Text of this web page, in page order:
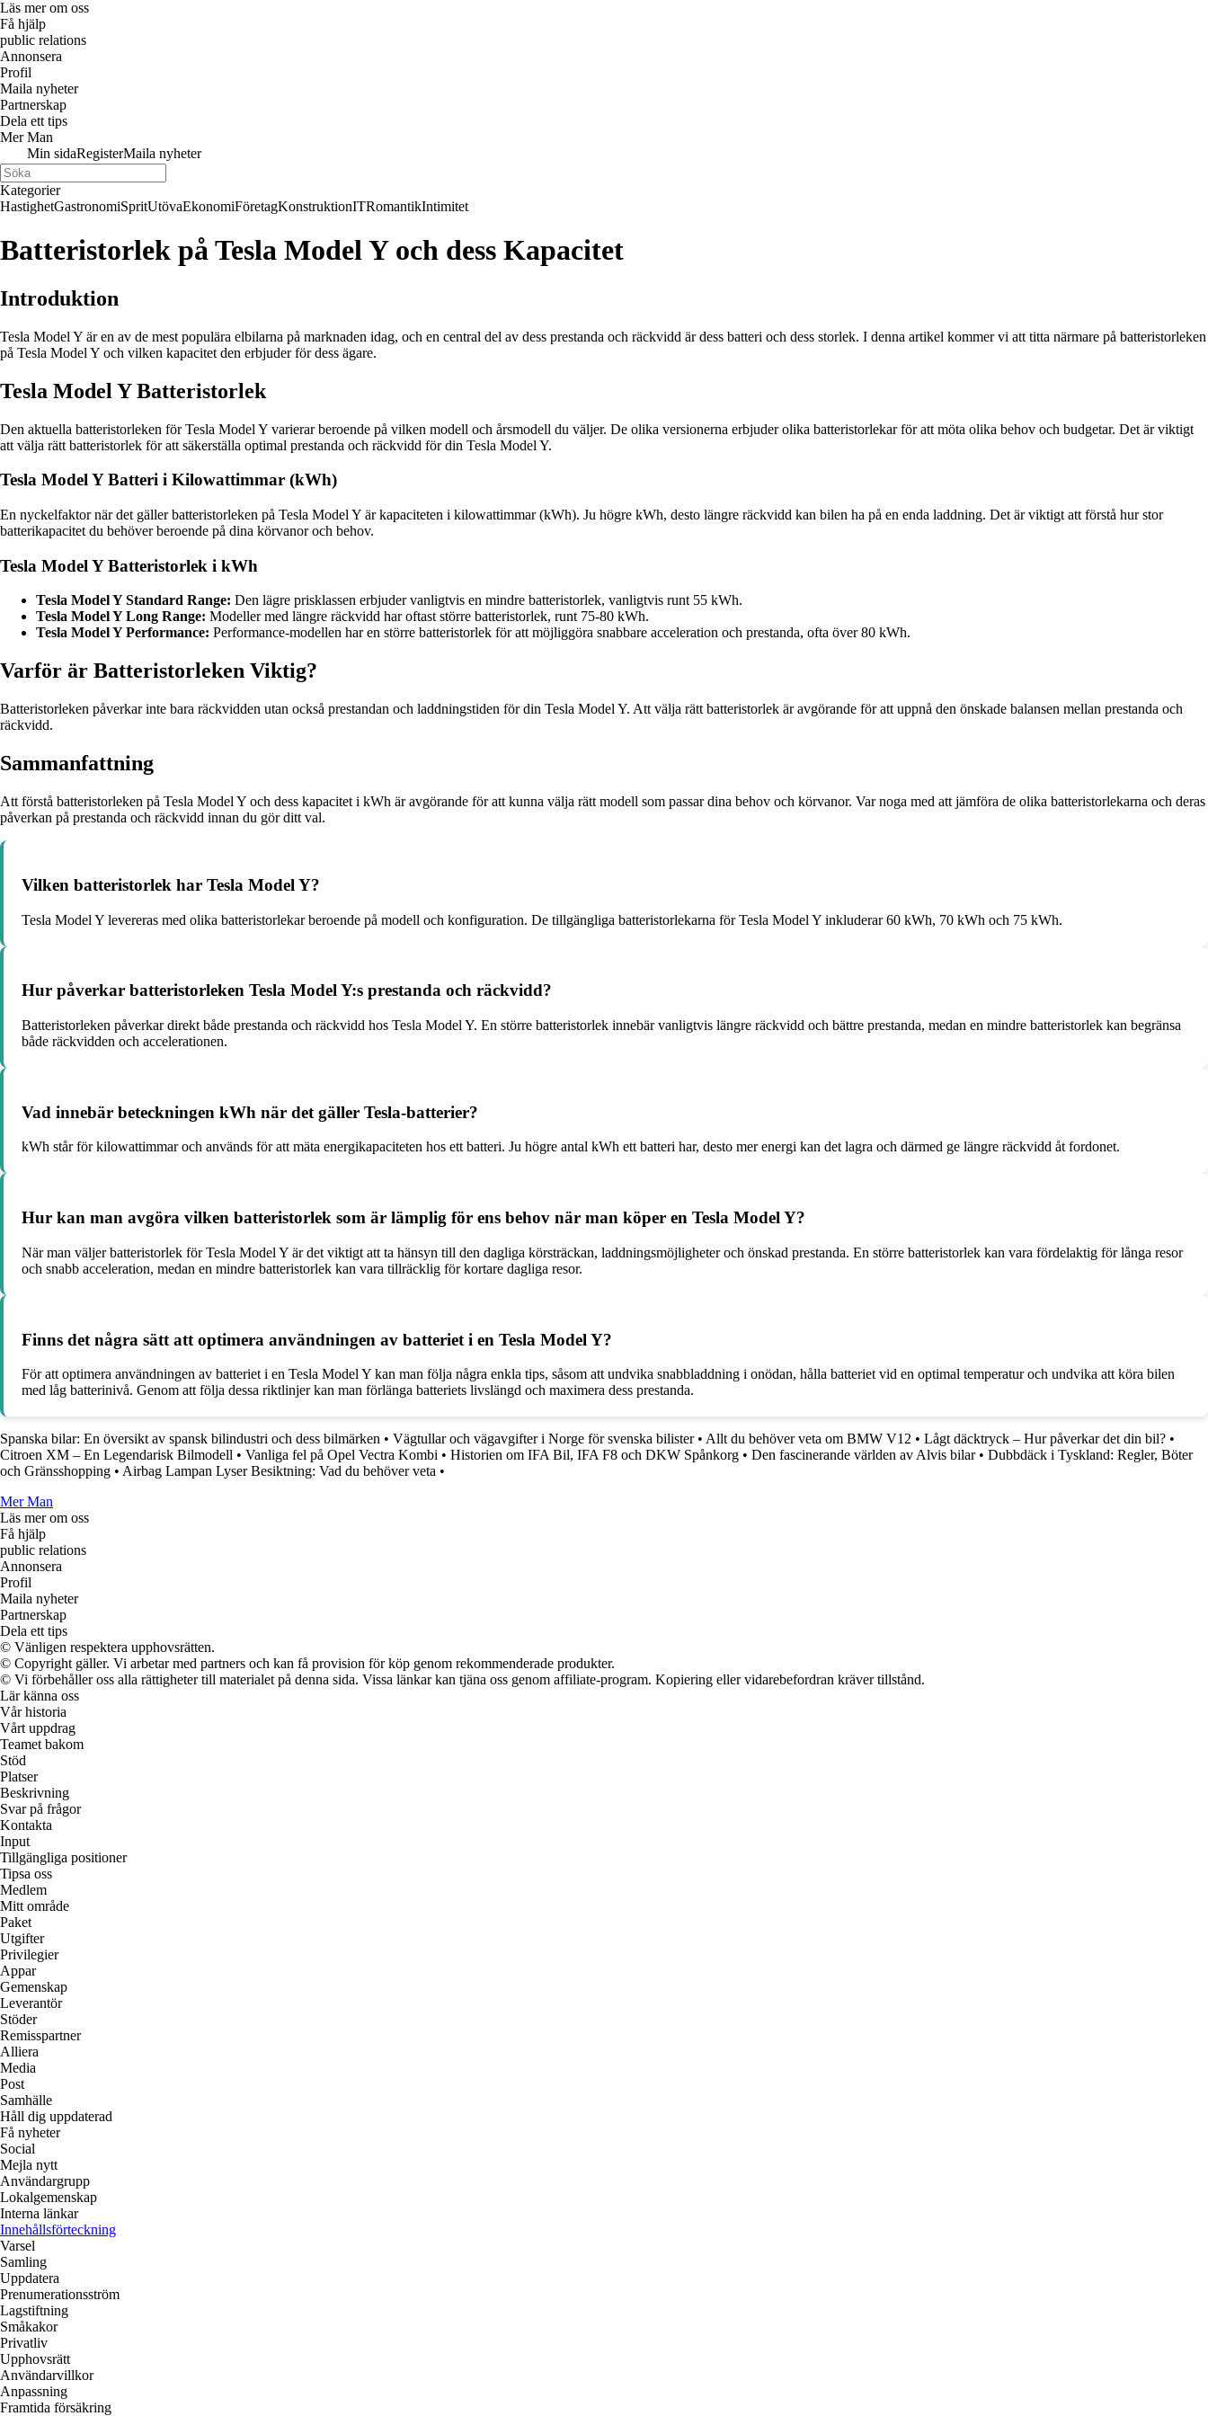
Läs mer om oss
Få hjälp
public relations
Annonsera
Profil
Maila nyheter
Partnerskap
Dela ett tips
Mer Man
Min sidaRegisterMaila nyheter
Kategorier
HastighetGastronomiSpritUtövaEkonomiFöretagKonstruktionITRomantikIntimitet
Batteristorlek på Tesla Model Y och dess Kapacitet
Introduktion
Tesla Model Y är en av de mest populära elbilarna på marknaden idag, och en central del av dess prestanda och räckvidd är dess batteri och dess storlek. I denna artikel kommer vi att titta närmare på batteristorleken
på Tesla Model Y och vilken kapacitet den erbjuder för dess ägare.
Tesla Model Y Batteristorlek
Den aktuella batteristorleken för Tesla Model Y varierar beroende på vilken modell och årsmodell du väljer. De olika versionerna erbjuder olika batteristorlekar för att möta olika behov och budgetar. Det är viktigt
att välja rätt batteristorlek för att säkerställa optimal prestanda och räckvidd för din Tesla Model Y.
Tesla Model Y Batteri i Kilowattimmar (kWh)
En nyckelfaktor när det gäller batteristorleken på Tesla Model Y är kapaciteten i kilowattimmar (kWh). Ju högre kWh, desto längre räckvidd kan bilen ha på en enda laddning. Det är viktigt att förstå hur stor
batterikapacitet du behöver beroende på dina körvanor och behov.
Tesla Model Y Batteristorlek i kWh
Tesla Model Y Standard Range: Den lägre prisklassen erbjuder vanligtvis en mindre batteristorlek, vanligtvis runt 55 kWh.
Tesla Model Y Long Range: Modeller med längre räckvidd har oftast större batteristorlek, runt 75-80 kWh.
Tesla Model Y Performance: Performance-modellen har en större batteristorlek för att möjliggöra snabbare acceleration och prestanda, ofta över 80 kWh.
Varför är Batteristorleken Viktig?
Batteristorleken påverkar inte bara räckvidden utan också prestandan och laddningstiden för din Tesla Model Y. Att välja rätt batteristorlek är avgörande för att uppnå den önskade balansen mellan prestanda och
räckvidd.
Sammanfattning
Att förstå batteristorleken på Tesla Model Y och dess kapacitet i kWh är avgörande för att kunna välja rätt modell som passar dina behov och körvanor. Var noga med att jämföra de olika batteristorlekarna och deras
påverkan på prestanda och räckvidd innan du gör ditt val.
Vilken batteristorlek har Tesla Model Y?
Tesla Model Y levereras med olika batteristorlekar beroende på modell och konfiguration. De tillgängliga batteristorlekarna för Tesla Model Y inkluderar 60 kWh, 70 kWh och 75 kWh.
Hur påverkar batteristorleken Tesla Model Y:s prestanda och räckvidd?
Batteristorleken påverkar direkt både prestanda och räckvidd hos Tesla Model Y. En större batteristorlek innebär vanligtvis längre räckvidd och bättre prestanda, medan en mindre batteristorlek kan begränsa
både räckvidden och accelerationen.
Vad innebär beteckningen kWh när det gäller Tesla-batterier?
kWh står för kilowattimmar och används för att mäta energikapaciteten hos ett batteri. Ju högre antal kWh ett batteri har, desto mer energi kan det lagra och därmed ge längre räckvidd åt fordonet.
Hur kan man avgöra vilken batteristorlek som är lämplig för ens behov när man köper en Tesla Model Y?
När man väljer batteristorlek för Tesla Model Y är det viktigt att ta hänsyn till den dagliga körsträckan, laddningsmöjligheter och önskad prestanda. En större batteristorlek kan vara fördelaktig för långa resor
och snabb acceleration, medan en mindre batteristorlek kan vara tillräcklig för kortare dagliga resor.
Finns det några sätt att optimera användningen av batteriet i en Tesla Model Y?
För att optimera användningen av batteriet i en Tesla Model Y kan man följa några enkla tips, såsom att undvika snabbladdning i onödan, hålla batteriet vid en optimal temperatur och undvika att köra bilen
med låg batterinivå. Genom att följa dessa riktlinjer kan man förlänga batteriets livslängd och maximera dess prestanda.
Spanska bilar: En översikt av spansk bilindustri och dess bilmärken • Vägtullar och vägavgifter i Norge för svenska bilister• Allt du behöver veta om BMW V12 • Lågt däcktryck – Hur påverkar det din bil? •
Citroen XM – En Legendarisk Bilmodell • Vanliga fel på Opel Vectra Kombi • Historien om IFA Bil, IFA F8 och DKW Spånkorg • Den fascinerande världen av Alvis bilar• Dubbdäck i Tyskland: Regler, Böter
och Gränsshopping • Airbag Lampan Lyser Besiktning: Vad du behöver veta •
Mer Man
Läs mer om oss
Få hjälp
public relations
Annonsera
Profil
Maila nyheter
Partnerskap
Dela ett tips
© Vänligen respektera upphovsrätten.
© Copyright gäller. Vi arbetar med partners och kan få provision för köp genom rekommenderade produkter.
© Vi förbehåller oss alla rättigheter till materialet på denna sida. Vissa länkar kan tjäna oss genom affiliate-program. Kopiering eller vidarebefordran kräver tillstånd.
Lär känna oss
Vår historia
Vårt uppdrag
Teamet bakom
Stöd
Platser
Beskrivning
Svar på frågor
Kontakta
Input
Tillgängliga positioner
Tipsa oss
Medlem
Mitt område
Paket
Utgifter
Privilegier
Appar
Gemenskap
Leverantör
Stöder
Remisspartner
Alliera
Media
Post
Samhälle
Håll dig uppdaterad
Få nyheter
Social
Mejla nytt
Användargrupp
Lokalgemenskap
Interna länkar
Innehållsförteckning
Varsel
Samling
Uppdatera
Prenumerationsström
Lagstiftning
Småkakor
Privatliv
Upphovsrätt
Användarvillkor
Anpassning
Framtida försäkring